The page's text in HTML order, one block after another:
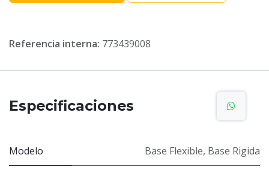
Referencia interna: 773439008
Especificaciones
Modelo Base Flexible, Base Rigida